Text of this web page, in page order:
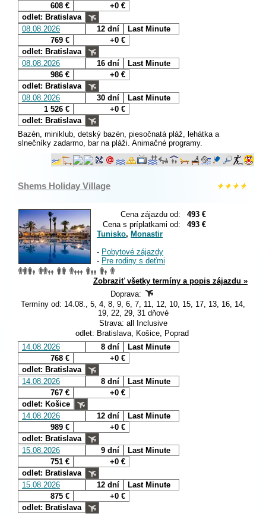
608 €
+0 €
odlet: Bratislava
08.08.2026
12 dní
Last Minute
769 €
+0 €
odlet: Bratislava
08.08.2026
16 dní
Last Minute
986 €
+0 €
odlet: Bratislava
08.08.2026
30 dní
Last Minute
1 526 €
+0 €
odlet: Bratislava
Bazén, miniklub, detský bazén, piesočnatá pláž, lehátka a
slnečníky zadarmo, bar na pláži. Animačné programy.
Shems Holiday Village
Cena zájazdu od:
493 €
Cena s príplatkami od:
493 €
Tunisko, Monastir
- Pobytové zájazdy
- Pre rodiny s deťmi
Zobraziť všetky termíny a popis zájazdu »
Doprava:
Termíny od: 14.08., 5, 4, 8, 9, 6, 7, 11, 12, 10, 15, 17, 13, 16, 14,
19, 22, 29, 31 dňové
Strava: all Inclusive
odlet: Bratislava, Košice, Poprad
14.08.2026
8 dní
Last Minute
768 €
+0 €
odlet: Bratislava
14.08.2026
8 dní
Last Minute
767 €
+0 €
odlet: Košice
14.08.2026
12 dní
Last Minute
989 €
+0 €
odlet: Bratislava
15.08.2026
9 dní
Last Minute
751 €
+0 €
odlet: Bratislava
15.08.2026
12 dní
Last Minute
875 €
+0 €
odlet: Bratislava